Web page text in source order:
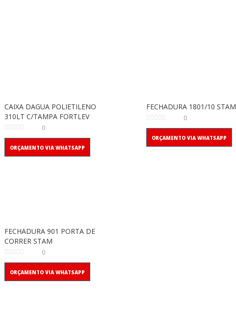
CAIXA DAGUA POLIETILENO
310LT C/TAMPA FORTLEV
0
ORÇAMENTO VIA WHATSAPP
FECHADURA 1801/10 STAM
0
ORÇAMENTO VIA WHATSAPP
FECHADURA 901 PORTA DE
CORRER STAM
0
ORÇAMENTO VIA WHATSAPP